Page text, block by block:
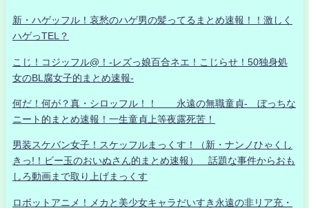
新・ハゲッフル！哀愁のハゲ男の髪ってるまとめ速報！！激しく
ハゲっTEL？
こじ！コジッフル@！-レズっ娘百合ネエ！こじらせ！50独身処
女のBL腐女子的まとめ速報-
何だ！何が？真・シロッフル！！ 永遠の無職童貞- ぼっちな
ニート的まとめ速報！一生童貞上等夜露死苦！
男装スケバン女子！スケッフルまっくす！（新・ナンノひゃくし
きっ!！ビー玉のおいぬさん的まとめ速報） 話題な事件からおも
しろ動画まで取り上げまっくす
ロボットアニメ！メカと美少女キャラだいすき永遠の非リア充・